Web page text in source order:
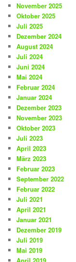
November 2025
Oktober 2025
Juli 2025
Dezember 2024
August 2024
Juli 2024
Juni 2024
Mai 2024
Februar 2024
Januar 2024
Dezember 2023
November 2023
Oktober 2023
Juli 2023
April 2023
März 2023
Februar 2023
September 2022
Februar 2022
Juli 2021
April 2021
Januar 2021
Dezember 2019
Juli 2019
Mai 2019